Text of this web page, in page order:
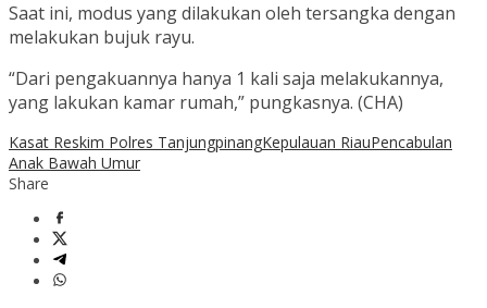
Saat ini, modus yang dilakukan oleh tersangka dengan
melakukan bujuk rayu.
“Dari pengakuannya hanya 1 kali saja melakukannya,
yang lakukan kamar rumah,” pungkasnya. (CHA)
Kasat Reskim Polres TanjungpinangKepulauan RiauPencabulan
Anak Bawah Umur
Share